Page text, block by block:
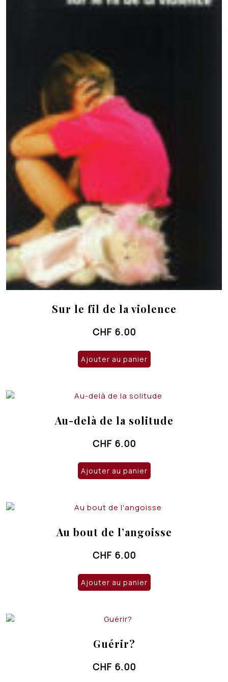
Sur le fil de la violence
CHF 6.00
Ajouter au panier
Au-delà de la solitude
CHF 6.00
Ajouter au panier
Au bout de l’angoisse
CHF 6.00
Ajouter au panier
Guérir?
CHF 6.00